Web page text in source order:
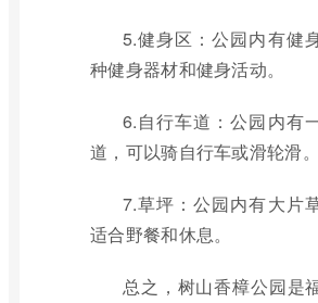
5.健身区：公园内有健
种健身器材和健身活动。
6.自行车道：公园内有
道，可以骑自行车或滑轮滑。
7.草坪：公园内有大片
适合野餐和休息。
总之，树山香樟公园是